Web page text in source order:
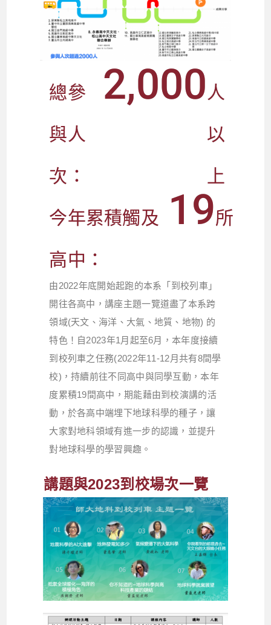
總參
與人
次：
2,000人
以
上
今年累積觸及
高中：
19所
由2022年底開始起跑的本系「到校列車」
開往各高中，講座主題一覽道盡了本系跨
領域(天文、海洋、大氣、地質、地物) 的
特色！自2023年1月起至6月，本年度接續
到校列車之任務(2022年11-12月共有8間學
校)，持續前往不同高中與同學互動，本年
度累積19間高中，期能藉由到校演講的活
動，於各高中端埋下地球科學的種子，讓
大家對地科領域有進一步的認識，並提升
對地球科學的學習興趣。
講題與2023到校場次一覽